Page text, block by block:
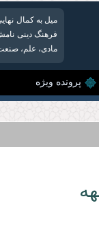
میل به کمال
فرهنگ دینی
مادی، علم،
پرونده ویژه